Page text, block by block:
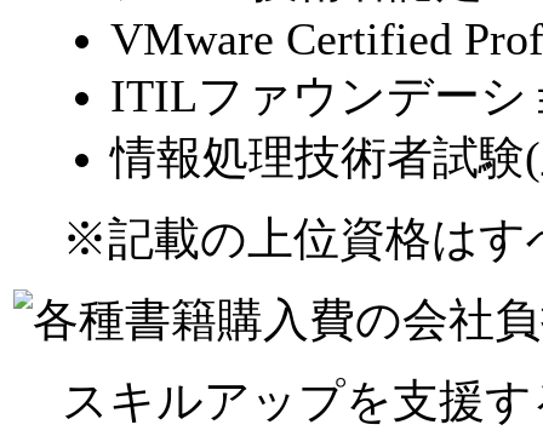
VMware Certified
ITILファウンデーシ
情報処理技術者試験
※記載の上位資格はす
スキルアップを支援